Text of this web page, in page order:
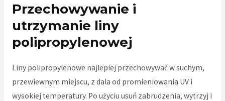
Przechowywanie i
utrzymanie liny
polipropylenowej
Liny polipropylenowe najlepiej przechowywać w suchym,
przewiewnym miejscu, z dala od promieniowania UV i
wysokiej temperatury. Po użyciu usuń zabrudzenia, wytrzyj i